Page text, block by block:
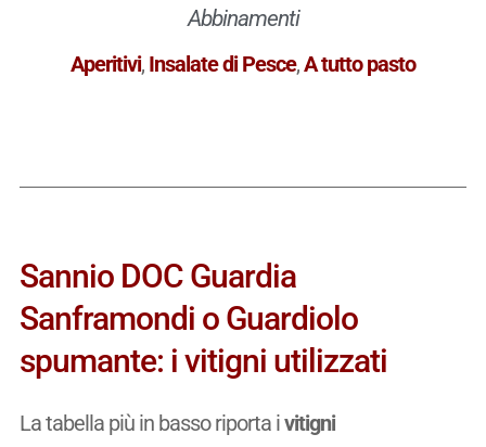
Abbinamenti
Aperitivi, Insalate di Pesce,A tutto pasto
Sannio DOC Guardia
Sanframondi o Guardiolo
spumante: i vitigni utilizzati
La tabella più in basso riporta ivitigni